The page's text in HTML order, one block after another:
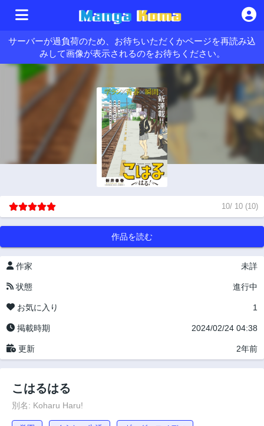
サーバーが過負荷のため、お待ちいただくかページを再読み込
みして画像が表示されるのをお待ちください。
10/ 10 (10)
作品を読む
作家 未詳
状態 進行中
お気に入り 1
掲載時期 2024/02/24 04:38
更新 2年前
こはるはる
別名: Koharu Haru!